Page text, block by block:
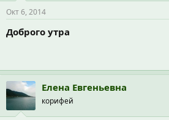
Окт 6, 2014
Доброго утра
Елена Евгеньевна
корифей